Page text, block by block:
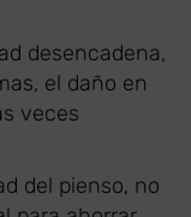
desencadena,
el daño en
veces
del pienso, no